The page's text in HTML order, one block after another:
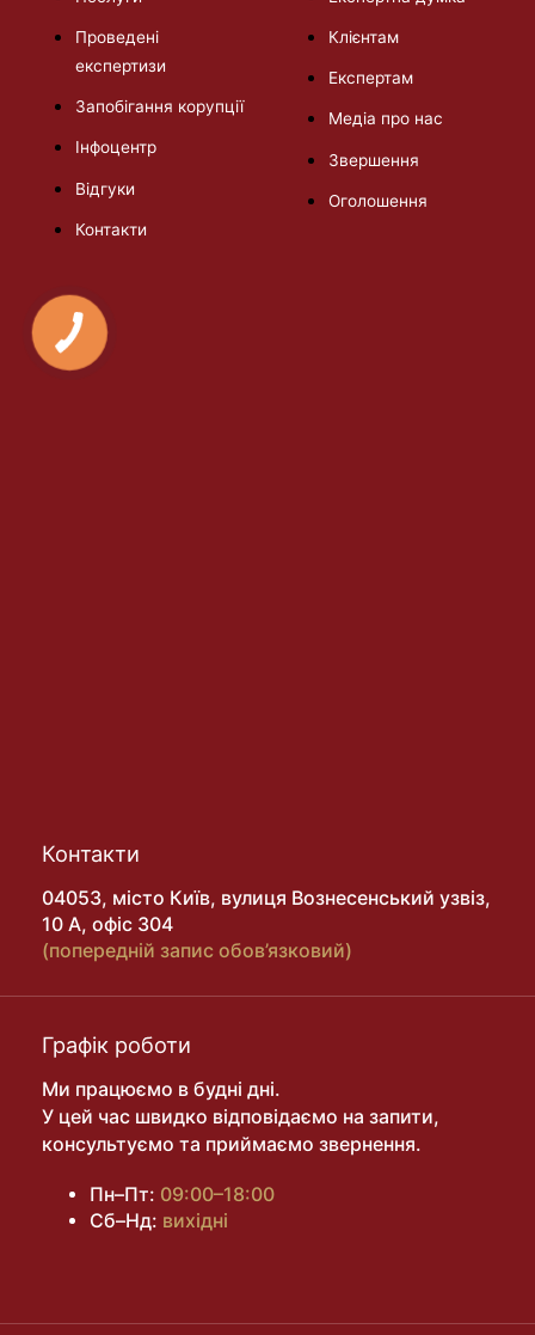
Проведені
експертизи
Запобігання корупції
Інфоцентр
Відгуки
Контакти
Клієнтам
Експертам
Медіа про нас
Звершення
Оголошення
Контакти
04053, місто Київ, вулиця Вознесенський узвіз,
10 А, офіс 304
(попередній запис обов’язковий)
Графік роботи
Ми працюємо в будні дні.
У цей час швидко відповідаємо на запити,
консультуємо та приймаємо звернення.
Пн–Пт: 09:00–18:00
Сб–Нд: вихідні